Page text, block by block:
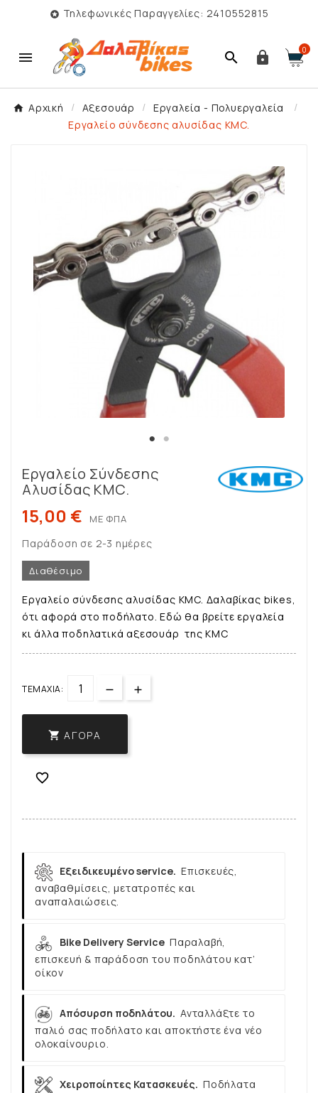
 Τηλεφωνικές Παραγγελίες: 2410552815
   0
Αρχική Αξεσουάρ
Εργαλεία - Πολυεργαλεία
Εργαλείο σύνδεσης αλυσίδας KMC.
Εργαλείο Σύνδεσης
Αλυσίδας KMC.
15,00 € ΜΕ ΦΠΑ
Παράδοση σε 2-3 ημέρες
Διαθέσιμο
Εργαλείο σύνδεσης αλυσίδας KMC. Δαλαβίκας bikes,
ότι αφορά στο ποδήλατο. Εδώ θα βρείτε εργαλεία
κι άλλα ποδηλατικά αξεσουάρ της KMC
ΤΕΜΆΧΙΑ:
 ΑΓΟΡΆ

Εξειδικευμένο service. Επισκευές,
αναβαθμίσεις, μετατροπές και
αναπαλαιώσεις.
Bike Delivery Service Παραλαβή,
επισκευή & παράδοση του ποδηλάτου κατ’
οίκον
Απόσυρση ποδηλάτου. Ανταλλάξτε το
παλιό σας ποδήλατο και αποκτήστε ένα νέο
ολοκαίνουριο.
Χειροποίητες Κατασκευές. Ποδήλατα